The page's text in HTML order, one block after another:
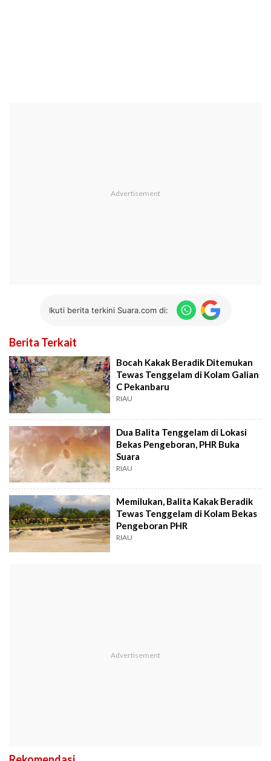
Ikuti berita terkini Suara.com di:
Berita Terkait
Bocah Kakak Beradik Ditemukan
Tewas Tenggelam di Kolam Galian
C Pekanbaru
RIAU
Dua Balita Tenggelam di Lokasi
Bekas Pengeboran, PHR Buka
Suara
RIAU
Memilukan, Balita Kakak Beradik
Tewas Tenggelam di Kolam Bekas
Pengeboran PHR
RIAU